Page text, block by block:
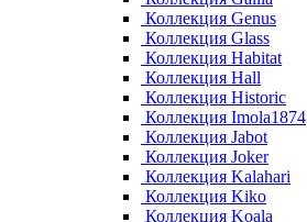
Коллекция Genus
Коллекция Glass
Коллекция Habitat
Коллекция Hall
Коллекция Historic
Коллекция Imola1874
Коллекция Jabot
Коллекция Joker
Коллекция Kalahari
Коллекция Kiko
Коллекция Koala